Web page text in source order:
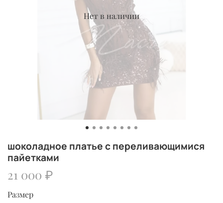
Нет в наличии
шоколадное платье с переливающимися
пайетками
21 000 ₽
Размер